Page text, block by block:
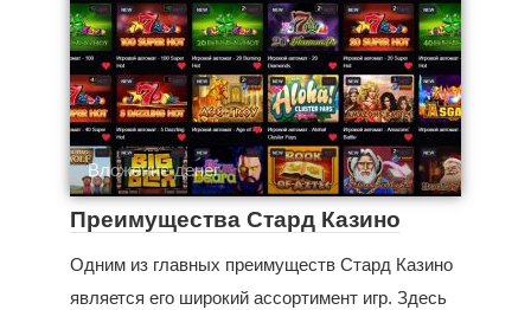
Вложение денег
Преимущества Стард Казино
Одним из главных преимуществ Стард Казино
является его широкий ассортимент игр. Здесь